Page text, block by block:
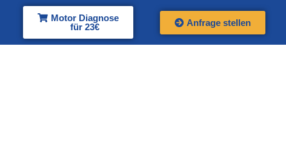
Motor Diagnose
für 23€
Anfrage stellen